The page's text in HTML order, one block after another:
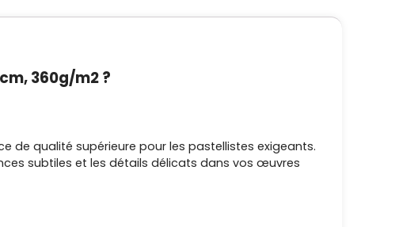
360g/m2?
de qualité supérieure pour les pastellistes exigeants.
subtiles et les détails délicats dans vos œuvres